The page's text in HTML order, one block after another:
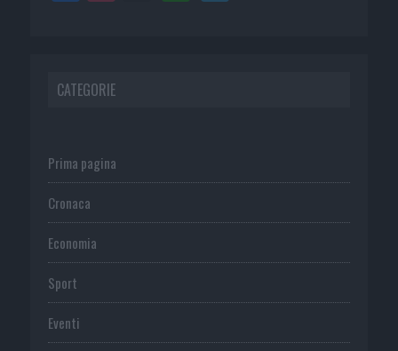
CATEGORIE
Prima pagina
Cronaca
Economia
Sport
Eventi